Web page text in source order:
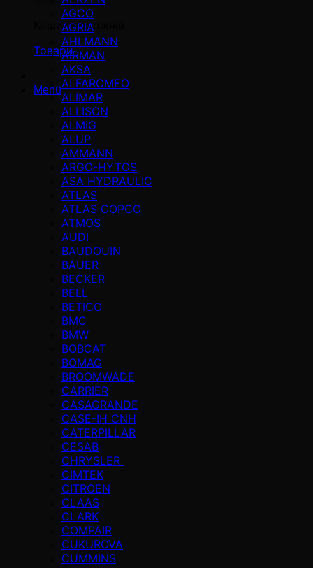
Кошик порожній
Товари
Menü
AGCO
AGRIA
AHLMANN
AIRMAN
AKSA
ALFAROMEO
ALIMAR
ALLISON
ALMiG
ALUP
AMMANN
ARGO-HYTOS
ASA HYDRAULIC
ATLAS
ATLAS COPCO
ATMOS
AUDI
BAUDOUIN
BAUER
BECKER
BELL
BETICO
BMC
BMW
BOBCAT
BOMAG
BROOMWADE
CARRIER
CASAGRANDE
CASE-IH CNH
CATERPILLAR
CESAB
CHRYSLER
CIMTEK
CITROEN
CLAAS
CLARK
COMPAIR
CUKUROVA
CUMMINS